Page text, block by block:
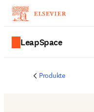
LeapSpace
Produkte